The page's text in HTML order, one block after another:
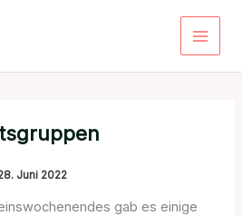
Juni 2022
gab es einige